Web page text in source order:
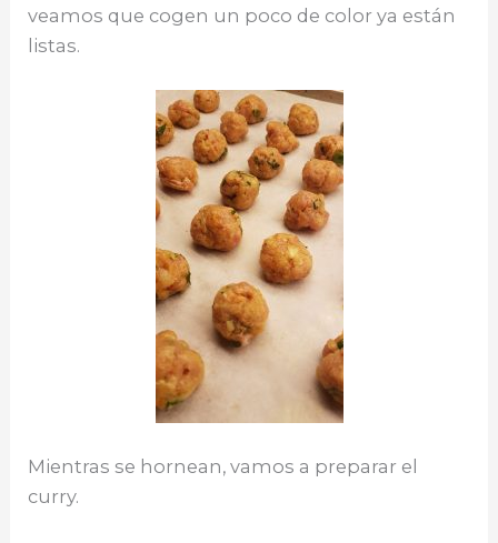
veamos que cogen un poco de color ya están
listas.
Mientras se hornean, vamos a preparar el
curry.